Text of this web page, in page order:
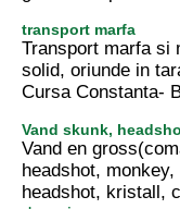
transport marfa
Transport marfa si
solid, oriunde in
Cursa Constanta-
Vand skunk,
Vand en
headshot,
headshot, kristall,